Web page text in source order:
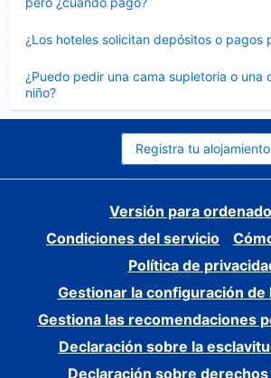
¿Los hoteles solicitan depósitos o pagos
cerrado
¿Puedo pedir una cama supletoria o una
niño?
cerrado
Registra tu alojamiento
Versión para
Condiciones del servicio
Política de
Gestionar la configuración de
Gestiona las recomendaciones
Declaración sobre la
Declaración sobre